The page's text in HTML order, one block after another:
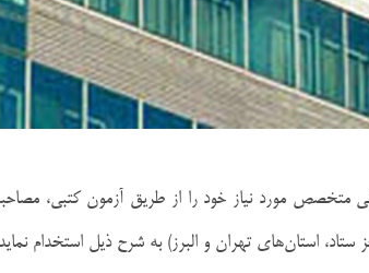
متخصص مورد نیاز خود را از طریق آزمون کتبی،
ستاد، استان‌های تهران و البرز) به شرح ذیل استخدام